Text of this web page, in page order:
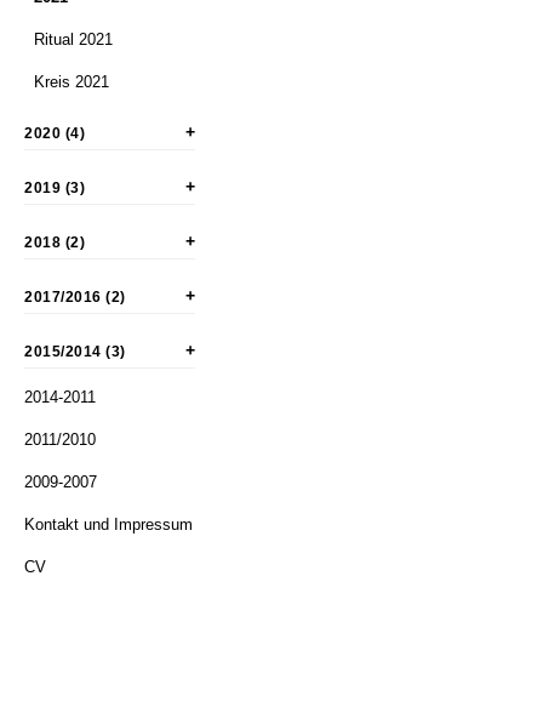
Ritual 2021
Kreis 2021
2020 (4)
2019 (3)
2018 (2)
2017/2016 (2)
2015/2014 (3)
2014-2011
2011/2010
2009-2007
Kontakt und Impressum
CV